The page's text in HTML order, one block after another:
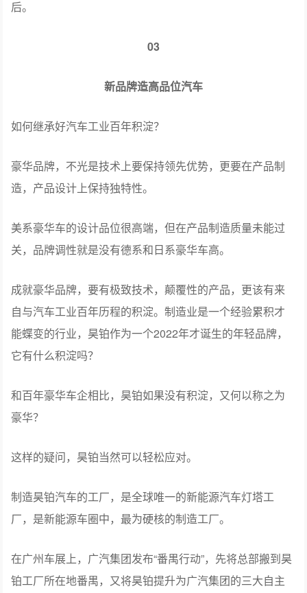
后。
03
新品牌造高品位汽车
如何继承好汽车工业百年积淀？
豪华品牌，不光是技术上要保持领先优势，更要在产品制
造，产品设计上保持独特性。
美系豪华车的设计品位很高端，但在产品制造质量未能过
关，品牌调性就是没有德系和日系豪华车高。
成就豪华品牌，要有极致技术，颠覆性的产品，更该有来
自与汽车工业百年历程的积淀。制造业是一个经验累积才
能蝶变的行业，昊铂作为一个2022年才诞生的年轻品牌，
它有什么积淀吗？
和百年豪华车企相比，昊铂如果没有积淀，又何以称之为
豪华？
这样的疑问，昊铂当然可以轻松应对。
制造昊铂汽车的工厂，是全球唯一的新能源汽车灯塔工
厂，是新能源车圈中，最为硬核的制造工厂。
在广州车展上，广汽集团发布“番禺行动”，先将总部搬到昊
铂工厂所在地番禺，又将昊铂提升为广汽集团的三大自主